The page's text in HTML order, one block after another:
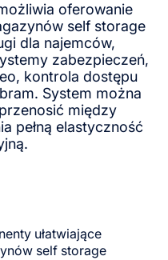
oferowanie
self storage
dla najemców,
zabezpieczeń,
kontrola dostępu
System można
między
pełną elastyczność
ułatwiające
self storage